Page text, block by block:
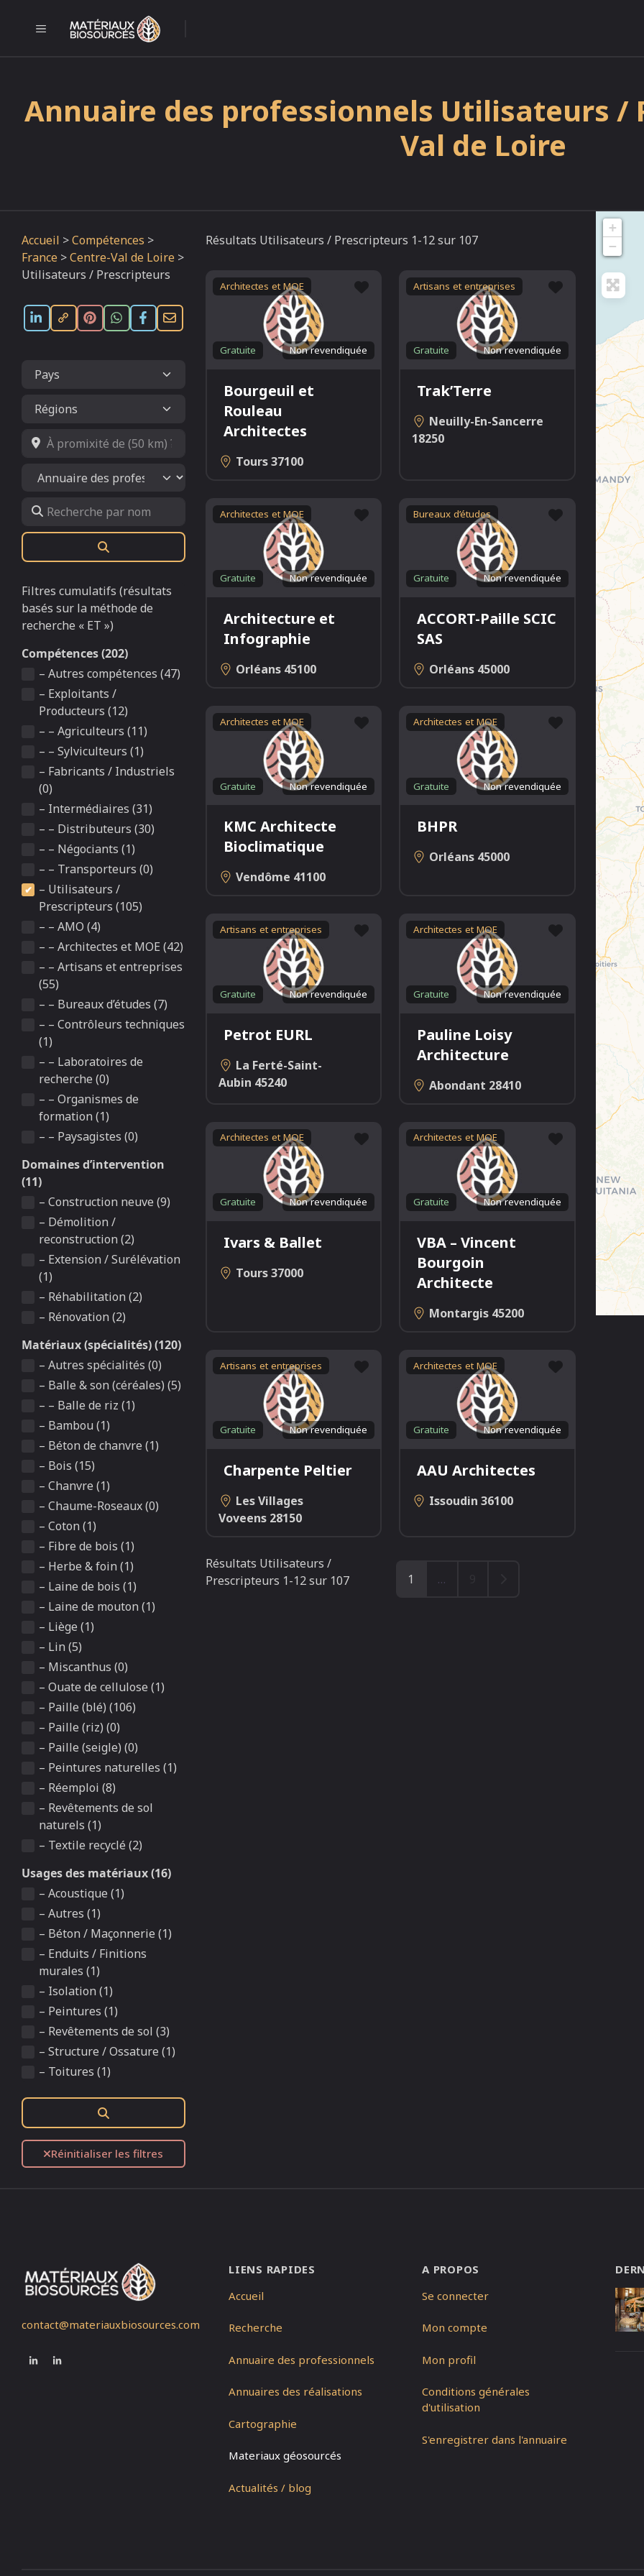
MENU
Annuaire des professionnels Utilisateurs /
Val de Loire
Accueil >Compétences >
France >Centre-Val de Loire >
Utilisateurs / Prescripteurs
À promixité de (50 km) ?
Select search type
Recherche par nom
Filtres cumulatifs (résultats
basés sur la méthode de
recherche « ET »)
Compétences (202)
– Autres compétences (47)
– Exploitants /
Producteurs (12)
– – Agriculteurs (11)
– – Sylviculteurs (1)
– Fabricants / Industriels
(0)
– Intermédiaires (31)
– – Distributeurs (30)
– – Négociants (1)
– – Transporteurs (0)
– Utilisateurs /
Prescripteurs (105)
– – AMO (4)
– – Architectes et MOE (42)
– – Artisans et entreprises
(55)
– – Bureaux d’études (7)
– – Contrôleurs techniques
(1)
– – Laboratoires de
recherche (0)
– – Organismes de
formation (1)
– – Paysagistes (0)
Domaines d’intervention
(11)
– Construction neuve (9)
– Démolition /
reconstruction (2)
– Extension / Surélévation
(1)
– Réhabilitation (2)
– Rénovation (2)
Matériaux (spécialités) (120)
– Autres spécialités (0)
– Balle & son (céréales) (5)
– – Balle de riz (1)
– Bambou (1)
– Béton de chanvre (1)
– Bois (15)
– Chanvre (1)
– Chaume-Roseaux (0)
– Coton (1)
– Fibre de bois (1)
– Herbe & foin (1)
– Laine de bois (1)
– Laine de mouton (1)
– Liège (1)
– Lin (5)
– Miscanthus (0)
– Ouate de cellulose (1)
– Paille (blé) (106)
– Paille (riz) (0)
– Paille (seigle) (0)
– Peintures naturelles (1)
– Réemploi (8)
– Revêtements de sol
naturels (1)
– Textile recyclé (2)
Usages des matériaux (16)
– Acoustique (1)
– Autres (1)
– Béton / Maçonnerie (1)
– Enduits / Finitions
murales (1)
– Isolation (1)
– Peintures (1)
– Revêtements de sol (3)
– Structure / Ossature (1)
– Toitures (1)
Réinitialiser les filtres
Résultats Utilisateurs / Prescripteurs 1-12 sur 107
Favori
Architectes et MOE
Non revendiquée
Gratuite
Bourgeuil et
Rouleau
Architectes
Tours 37100
Favori
Artisans et entreprises
Non revendiquée
Gratuite
Trak’Terre
Neuilly-En-Sancerre
18250
Favori
Architectes et MOE
Non revendiquée
Gratuite
Architecture et
Infographie
Orléans 45100
Favori
Bureaux d’études
Non revendiquée
Gratuite
ACCORT-Paille SCIC
SAS
Orléans 45000
Favori
Architectes et MOE
Non revendiquée
Gratuite
KMC Architecte
Bioclimatique
Vendôme 41100
Favori
Architectes et MOE
Non revendiquée
Gratuite
BHPR
Orléans 45000
Favori
Artisans et entreprises
Non revendiquée
Gratuite
Petrot EURL
La Ferté-Saint-
Aubin 45240
Favori
Architectes et MOE
Non revendiquée
Gratuite
Pauline Loisy
Architecture
Abondant 28410
Favori
Architectes et MOE
Non revendiquée
Gratuite
Ivars & Ballet
Tours 37000
Favori
Architectes et MOE
Non revendiquée
Gratuite
VBA – Vincent
Bourgoin
Architecte
Montargis 45200
Favori
Artisans et entreprises
Non revendiquée
Gratuite
Charpente Peltier
Les Villages
Voveens 28150
Favori
Architectes et MOE
Non revendiquée
Gratuite
AAU Architectes
Issoudin 36100
Résultats Utilisateurs /
Prescripteurs 1-12 sur 107
1 …
+
−
contact@materiauxbiosources.com
LIENS RAPIDES
Accueil
Recherche
Annuaire des professionnels
Annuaires des réalisations
Cartographie
Materiaux géosourcés
Actualités / blog
A PROPOS
Se connecter
Mon compte
Mon profil
Conditions générales
d'utilisation
S'enregistrer dans l'annuaire